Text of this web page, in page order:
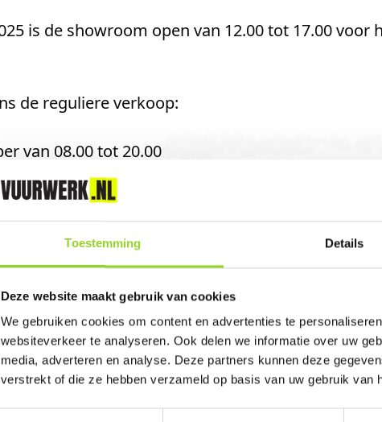
Toestemming Details
Deze website maakt gebruik van cookies
We gebruiken cookies om content en advertenties te
websiteverkeer te analyseren. Ook delen we informatie over uw
media, adverteren en analyse. Deze partners kunnen deze
verstrekt of die ze hebben verzameld op basis van uw gebruik van
is de showroom open van 12.00 tot 17.00
de reguliere verkoop:
van 08.00 tot 20.00
van 09.00 tot 20.00
van 08.00 tot 20.00
bij De Vaan Vuurwerk in Rotterdam. U bent
Tarwewijk komt.